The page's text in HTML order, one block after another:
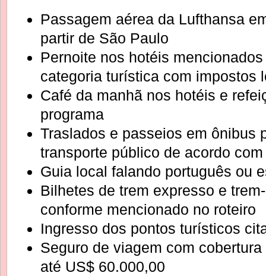
Passagem aérea da Lufthansa
partir de São Paulo
Pernoite nos hotéis
categoria turística com impostos
Café da manhã nos hotéis e
programa
Traslados e passeios em ônibus
transporte público de acordo
Guia local falando português ou
Bilhetes de trem expresso e
conforme mencionado no roteiro
Ingresso dos pontos turísticos
Seguro de viagem com
até US$ 60.000,00